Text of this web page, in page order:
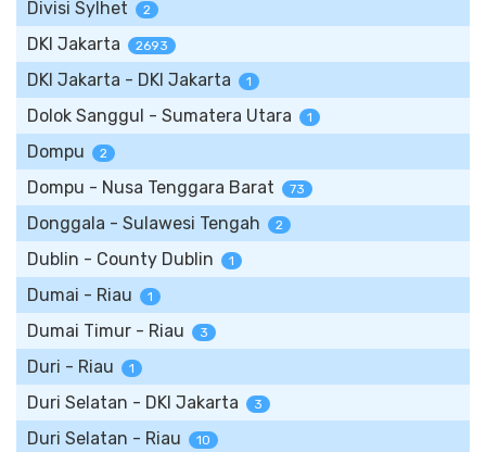
Divisi Sylhet 2
DKI Jakarta 2693
DKI Jakarta - DKI Jakarta 1
Dolok Sanggul - Sumatera Utara 1
Dompu 2
Dompu - Nusa Tenggara Barat 73
Donggala - Sulawesi Tengah 2
Dublin - County Dublin 1
Dumai - Riau 1
Dumai Timur - Riau 3
Duri - Riau 1
Duri Selatan - DKI Jakarta 3
Duri Selatan - Riau 10